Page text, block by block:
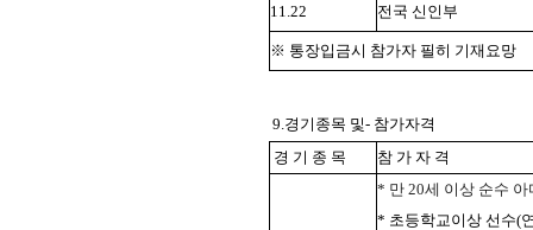
11.22 전국 신인부
※ 통장입금시 참가자 필히 기재요망
9.경기종목 및- 참가자격
경 기 종 목
참 가 자 격
* 만 20세 이상 순수
* 초등학교이상 선수(